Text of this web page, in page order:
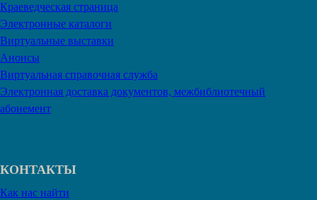
Краеведческая страница
Электронные каталоги
Виртуальные выставки
Анонсы
Виртуальная справочная служба
Электронная доставка документов, межбиблиотечный
абонемент
КОНТАКТЫ
Как нас найти